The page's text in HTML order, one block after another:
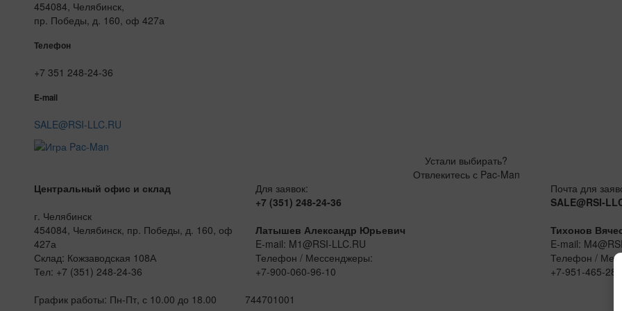
454084, Челябинск,
пр. Победы, д. 160, оф 427а
Телефон
+7 351 248-24-36
E-mail
SALE@RSI-LLC.RU
Устали выбирать?
Отвлекитесь с Pac-Man
Центральный офис и склад
г. Челябинск
454084, Челябинск, пр. Победы, д. 160, оф
427а
Склад: Кожзаводская 108А
Тел: +7 (351) 248-24-36
График работы: Пн-Пт, с 10.00 до 18.00
Для заявок:
+7 (351) 248-24-36
Латышев Александр Юрьевич
E-mail: M1@RSI-LLC.RU
Телефон / Мессенджеры:
+7-900-060-96-10
Почта для
SALE@RSI-
Тихонов
E-mail:
Телефон /
+7-951-465-28-
744701001